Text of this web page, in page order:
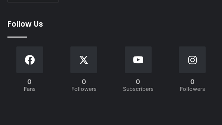
Follow Us
0
Fans
0
Followers
0
Subscribers
0
Followers